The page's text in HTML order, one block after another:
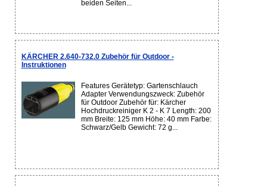
beiden Seiten...
KÄRCHER 2.640-732.0 Zubehör für Outdoor -
Instruktionen
Features Gerätetyp: Gartenschlauch
Adapter Verwendungszweck: Zubehör
für Outdoor Zubehör für: Kärcher
Hochdruckreiniger K 2 - K 7 Length: 200
mm Breite: 125 mm Höhe: 40 mm Farbe:
Schwarz/Gelb Gewicht: 72 g...